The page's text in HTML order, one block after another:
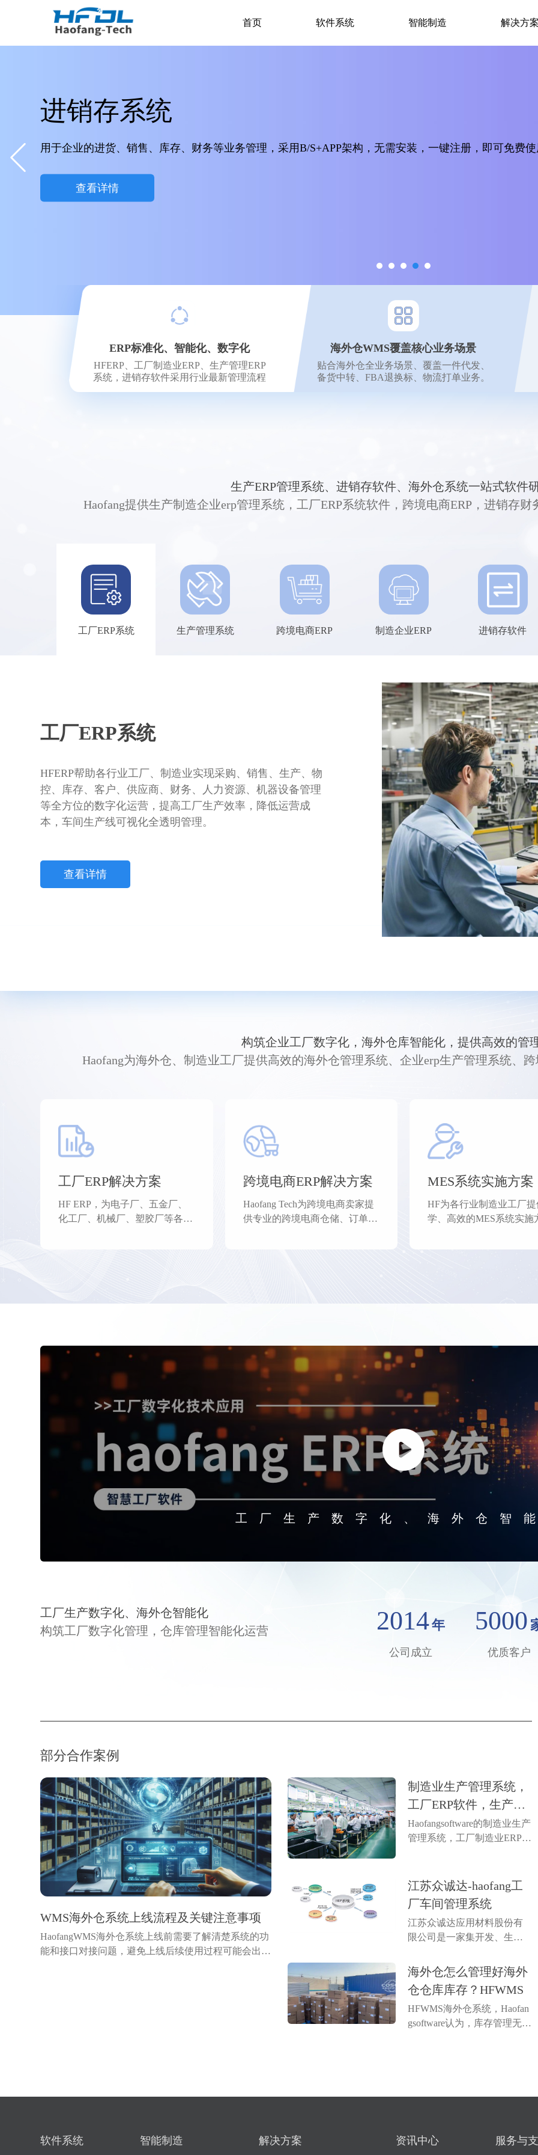
首页 软件系统 智能制造 解决方
进销存系统
用于企业的进货、销售、库存、财务等业务管理，采用B/S+APP架构，无需安装，一键注册，即可免费
查看详情
ERP标准化、智能化、数字化
HFERP、工厂制造业ERP、生产管理ERP
系统，进销存软件采用行业最新管理流程
海外仓WMS覆盖核心业务场景
贴合海外仓全业务场景、覆盖一件代发、
备货中转、FBA退换标、物流打单业务。
生产ERP管理系统、进销存软件、海外仓系统一站式软件
Haofang提供生产制造企业erp管理系统，工厂ERP系统软件，跨境电商ERP，进销存
工厂ERP系统 生产管理系统 跨境电商ERP 制造企业ERP 进销存软件
工厂ERP系统
HFERP帮助各行业工厂、制造业实现采购、销售、生产、物
控、库存、客户、供应商、财务、人力资源、机器设备管理
等全方位的数字化运营，提高工厂生产效率，降低运营成
本，车间生产线可视化全透明管理。
查看详情
构筑企业工厂数字化，海外仓库智能化，提供高效的管
Haofang为海外仓、制造业工厂提供高效的海外仓管理系统、企业erp生产管理系统、
工厂ERP解决方案
HF ERP，为电子厂、五金厂、
化工厂、机械厂、塑胶厂等各类
跨境电商ERP解决方案
Haofang Tech为跨境电商卖家提
供专业的跨境电商仓储、订单管
MES系统实施方案
HF为各行业制造业工厂
学、高效的MES系统实施
工厂生产数字化、海外仓智
工厂生产数字化、海外仓智能化
构筑工厂数字化管理，仓库管理智能化运营
2014年
公司成立
5000
优质客户
部分合作案例
WMS海外仓系统上线流程及关键注意事项
HaofangWMS海外仓系统上线前需要了解清楚系统的功
能和接口对接问题，避免上线后续使用过程可能会出现
制造业生产管理系统，
工厂ERP软件，生产ER
P系统
Haofangsoftware的制造业生产
管理系统，工厂制造业ERP是
实时数据监控、资源调度和
生产计划编排，帮助企业实
现智能化管理。系统能够追
踪原材料库存、生产进度、
设备状态及人...
江苏众诚达-haofang工
厂车间管理系统
江苏众诚达应用材料股份有
限公司是一家集开发、生产
术企业。主营产品各个系列
溅射靶材、蒸发材料、电子
浆料及粉体等新材料；产品
主要广泛用于光伏太阳能、
光学、半导体、智能显示、
海外仓怎么管理好海外
仓仓库库存？HFWMS
HFWMS海外仓系统，Haofan
gsoftware认为，库存管理无论
海外仓系统海外仓想要实现
软件系统 智能制造 解决方案 资讯中心 服务与